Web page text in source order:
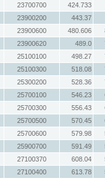
23700700
424.733
23900200
443.37
23900600 480.606
23900620 489.0
25100100 498.27
25100300 518.08
25300200 528.36
25700100 546.23
25700300 556.43
25700500 570.45
25700600 579.98
25900700 591.49
27100370 608.04
27100400 613.78